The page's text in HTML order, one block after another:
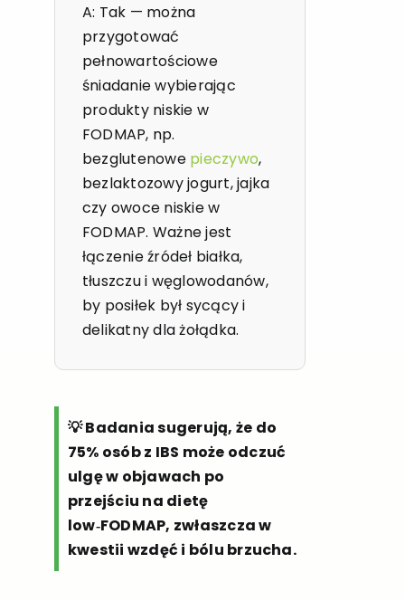
A: Tak — można
przygotować
pełnowartościowe
śniadanie wybierając
produkty niskie w
FODMAP, np.
bezglutenowe pieczywo,
bezlaktozowy jogurt, jajka
czy owoce niskie w
FODMAP. Ważne jest
łączenie źródeł białka,
tłuszczu i węglowodanów,
by posiłek był sycący i
delikatny dla żołądka.
💡 Badania sugerują, że do
75% osób z IBS może odczuć
ulgę w objawach po
przejściu na dietę
low‑FODMAP, zwłaszcza w
kwestii wzdęć i bólu brzucha.